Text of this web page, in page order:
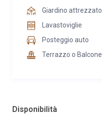
Giardino attrezzato
Lavastoviglie
Posteggio auto
Terrazzo o Balcone
Disponibilità